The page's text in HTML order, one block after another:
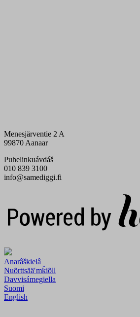
Menesjärventie 2 A
99870 Aanaar
Puhelinkuávdáš
010 839 3100
info@samediggi.fi
Anarâškielâ
Nuõrttsääʹmǩiõll
Davvisámegiella
Suomi
English